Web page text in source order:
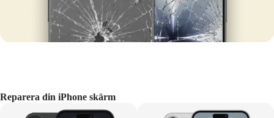
Reparera din iPhone skärm